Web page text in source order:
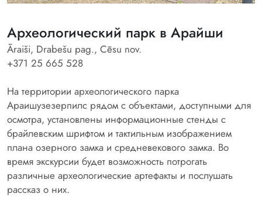
Археологический парк в Арайши
Āraiši, Drabešu pag., Cēsu nov.
+371 25 665 528
На территории археологического парка
Араишузезерпилс рядом с объектами, доступными для
осмотра, установлены информационные стенды с
брайлевским шрифтом и тактильным изображением
плана озерного замка и средневекового замка. Во
время экскурсии будет возможность потрогать
различные археологические артефакты и послушать
рассказ о них.